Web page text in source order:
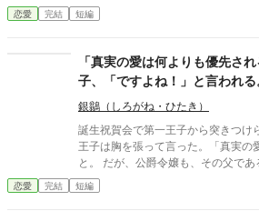
た。 ――けれど、彼らは知らなかった。 彼女こそが国を支えてい
た“本当の功労者”だったことを。 すべてを失ったはずの令嬢が選
択こそが、彼らにとって最も残酷な
恋愛 完結 短編
「真実の愛は何よりも優先さ
子、「ですよね！」と言われる
銀鶲（しろがね・ひたき）
誕生祝賀会で第一王子から突きつけ
王子は胸を張って言った。「真実の
と。 ​だが、公爵令嬢も、その父である宰相も、そして偶然（？）
その場に居合わせた隣国の第二王子
ズを決めていた。 ​「あの王子なら、必ず考えなしな計画を実行す
恋愛 完結 短編